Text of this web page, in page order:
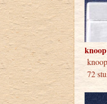
72